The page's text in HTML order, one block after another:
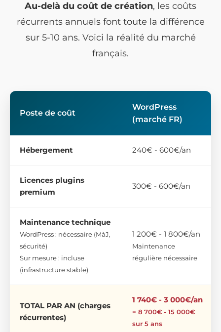
Au-delà du coût de création, les coûts
récurrents annuels font toute la différence
sur 5-10 ans. Voici la réalité du marché
français.
Poste de coût
WordPress
(marché FR)
Hébergement 240€ - 600€/an
Licences plugins
premium
300€ - 600€/an
Maintenance technique
WordPress : nécessaire (MàJ,
sécurité)
Sur mesure : incluse
(infrastructure stable)
1 200€ - 1 800€/an
Maintenance
régulière nécessaire
TOTAL PAR AN (charges
récurrentes)
1 740€ - 3 000€/an
= 8 700€ - 15 000€
sur 5 ans